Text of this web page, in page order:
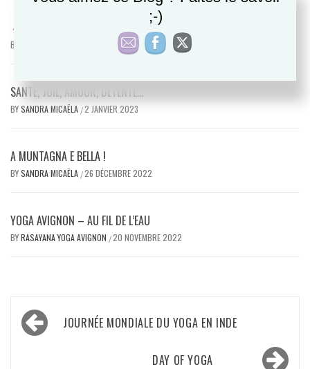
BY 16 JANVIER 2023
SANTÉ, JOIE, AMOUR, DÉTENTE…
BYSANDRA MICAËLA /2 JANVIER 2023
A MUNTAGNA E BELLA !
BYSANDRA MICAËLA /26 DÉCEMBRE 2022
YOGA AVIGNON – AU FIL DE L’EAU
BYRASAYANA YOGA AVIGNON /20 NOVEMBRE 2022
Navigation
de JOURNÉE MONDIALE DU YOGA EN INDE
DAY OF YOGA
;-)